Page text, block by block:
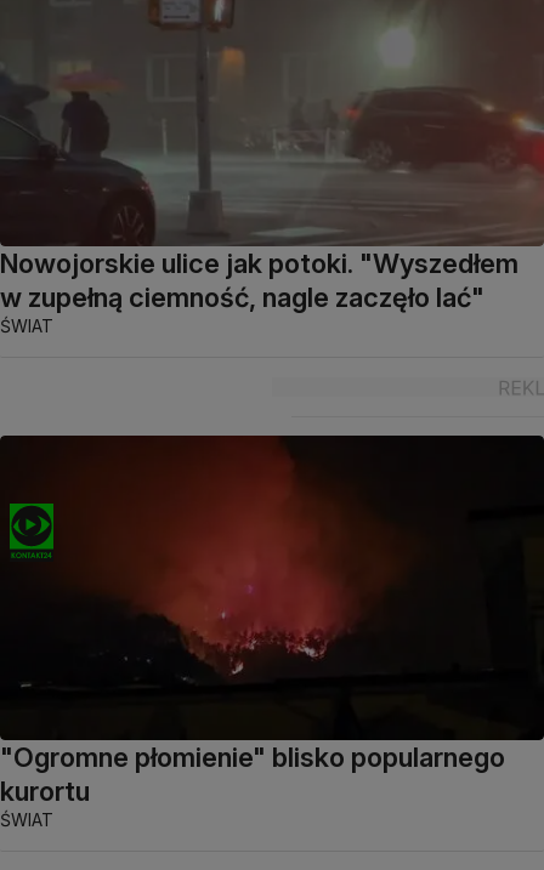
Nowojorskie ulice jak potoki. "Wyszedłem
w zupełną ciemność, nagle zaczęło lać"
ŚWIAT
"Ogromne płomienie" blisko popularnego
kurortu
ŚWIAT